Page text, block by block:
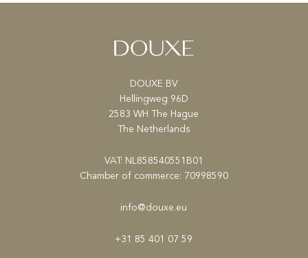
DOUXE BV
Hellingweg 96D
2583 WH The Hague
The Netherlands
VAT: NL858540551B01
Chamber of commerce: 70998590
info@douxe.eu
+31 85 401 07 59